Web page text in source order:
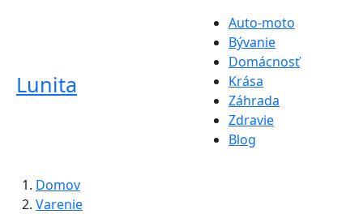
Lunita
Auto-moto
Bývanie
Domácnosť
Krása
Záhrada
Zdravie
Blog
Domov
Varenie